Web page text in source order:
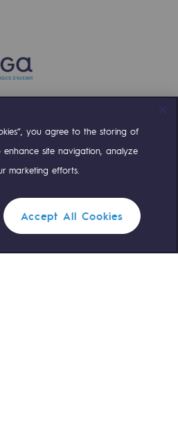
Filtrer 1
Facebook
Compte LinkedinCompte Youtube
133 400
you agree to the storing of
site navigation, analyze
marketing efforts.
Accept All Cookies